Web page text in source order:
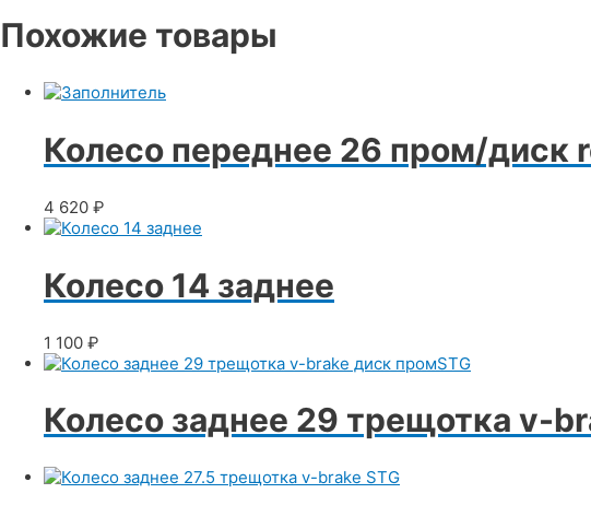
Похожие товары
Колесо переднее 26 пром/диск
4 620 ₽
Колесо 14 заднее
1 100 ₽
Колесо заднее 29 трещотка v-